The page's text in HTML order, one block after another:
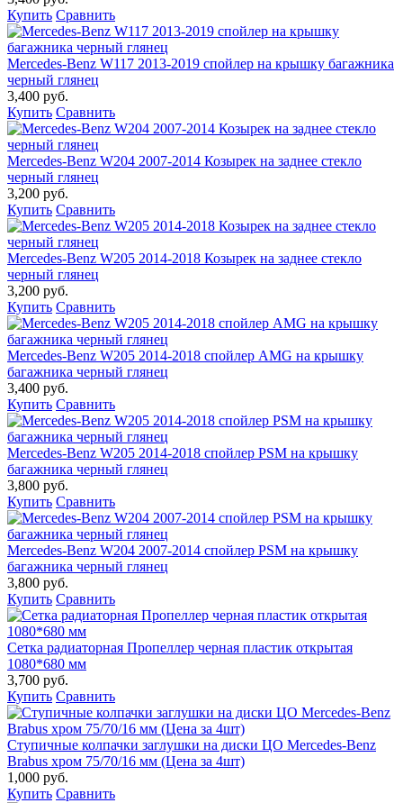
Купить Сравнить
Mercedes-Benz W117 2013-2019 спойлер на крышку багажника
черный глянец
3,400 руб.
Купить Сравнить
Mercedes-Benz W204 2007-2014 Козырек на заднее стекло
черный глянец
3,200 руб.
Купить Сравнить
Mercedes-Benz W205 2014-2018 Козырек на заднее стекло
черный глянец
3,200 руб.
Купить Сравнить
Mercedes-Benz W205 2014-2018 спойлер AMG на крышку
багажника черный глянец
3,400 руб.
Купить Сравнить
Mercedes-Benz W205 2014-2018 спойлер PSM на крышку
багажника черный глянец
3,800 руб.
Купить Сравнить
Mercedes-Benz W204 2007-2014 спойлер PSM на крышку
багажника черный глянец
3,800 руб.
Купить Сравнить
Сетка радиаторная Пропеллер черная пластик открытая
1080*680 мм
3,700 руб.
Купить Сравнить
Ступичные колпачки заглушки на диски ЦО Mercedes-Benz
Brabus хром 75/70/16 мм (Цена за 4шт)
1,000 руб.
Купить Сравнить